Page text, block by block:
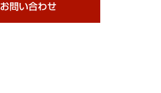
お問い合わせ